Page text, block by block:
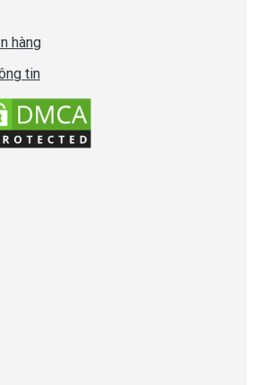
hàng
tin